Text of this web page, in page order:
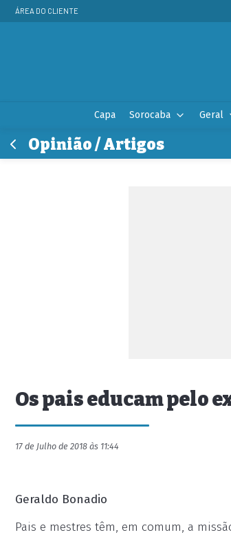
ÁREA DO CLIENTE
Capa Sorocaba Geral
Opinião / Artigos
Os pais educam pelo
17 de Julho de 2018 às 11:44
Geraldo Bonadio
Pais e mestres têm, em comum, a